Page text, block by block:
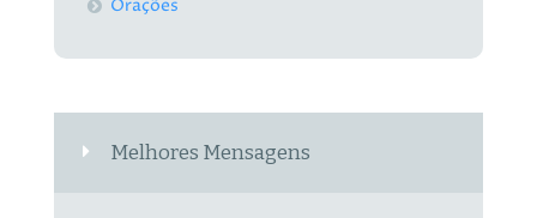
Orações
Melhores Mensagens